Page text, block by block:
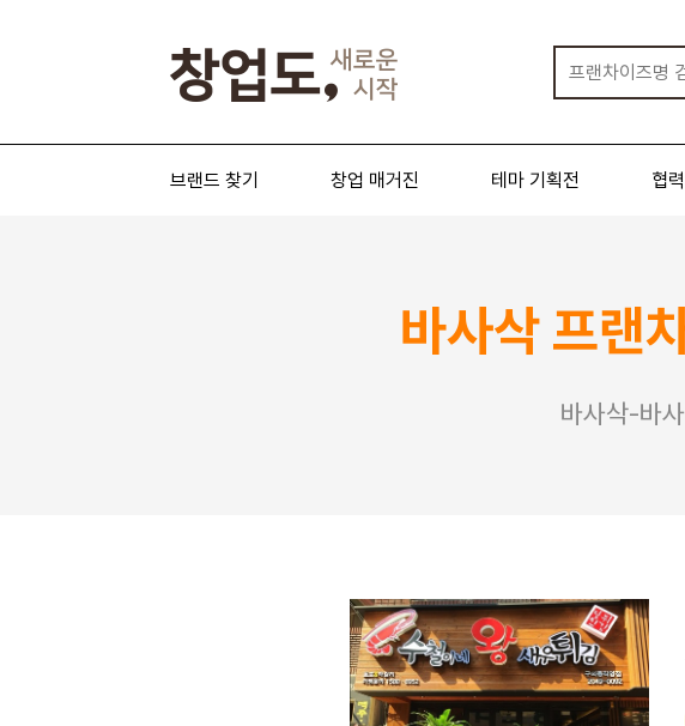
브랜드 찾기 창업 매거진 테마 기획전 협
바사삭 프랜
바사삭-바